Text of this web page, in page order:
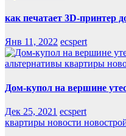
как печатает 3D-принтер
Янв 11, 2022 ecspert
альтернативы квартиры
Дом-купол на вершине
Дек 25, 2021 ecspert
квартиры новости